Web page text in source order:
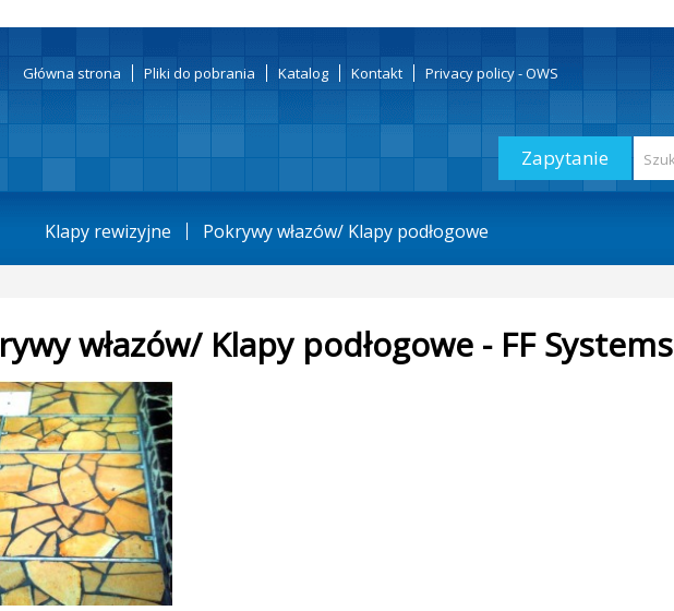
Główna strona Pliki do pobrania Katalog Kontakt Privacy policy - OWS
Klapy rewizyjne Pokrywy włazów/ Klapy podłogowe
Zapytanie
włazów/ Klapy podłogowe - FF Systems